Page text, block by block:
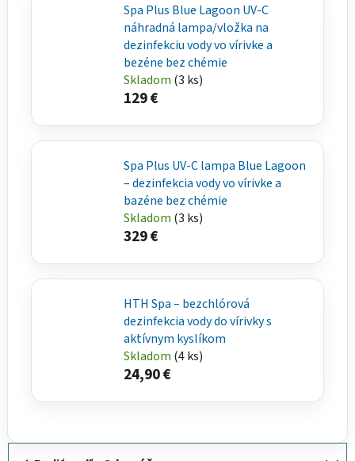
Spa Plus Blue Lagoon UV-C
náhradná lampa/vložka na
dezinfekciu vody vo vírivke a
bezéne bez chémie
Skladom (3 ks)
129 €
Spa Plus UV-C lampa Blue Lagoon
– dezinfekcia vody vo vírivke a
bazéne bez chémie
Skladom (3 ks)
329 €
HTH Spa – bezchlórová
dezinfekcia vody do vírivky s
aktívnym kyslíkom
Skladom (4 ks)
24,90 €
R